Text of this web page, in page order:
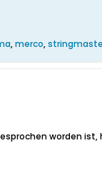
,merco,
worden ist,